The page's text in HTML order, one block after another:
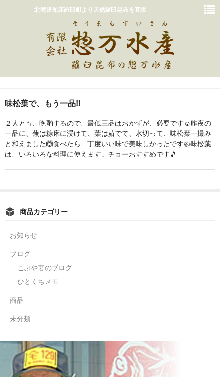
北海道知床羅臼町より天然羅臼昆布を直販
販売商品一覧
カート
味松葉で、もう一品‼️
２人とも、晩酌するので、最低三品はおかずが、必要です☺️昨夜の
一品に、蕪は糠床に浸けて、葉は茹でて、水切って、味松葉一撮み
と和えました🙆食べたら、丁度いい味で美味しかったです👍️味松葉
は、いろいろな料理に使えます。チョーおすすめです🎵
商品カテゴリー
お知らせ
ブログ
こぶや妻のブログ
ひとくちメモ
商品
未分類